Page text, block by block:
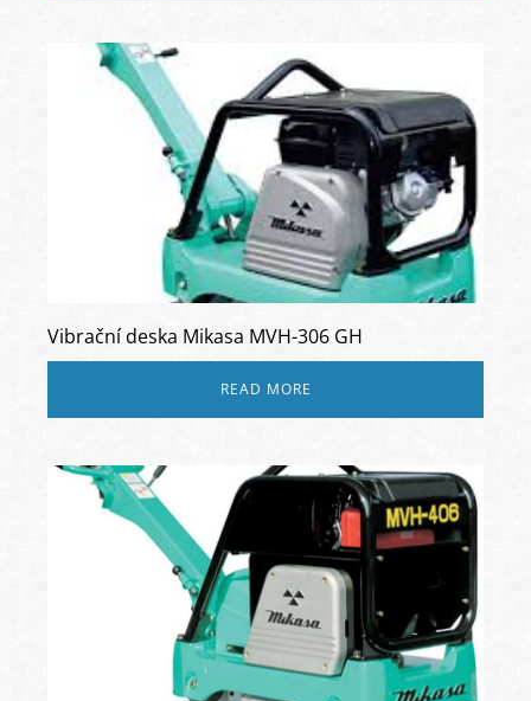
Vibrační deska Mikasa MVH-306 GH
READ MORE